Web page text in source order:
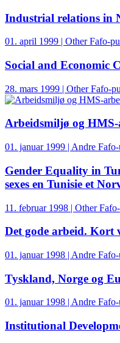
Industrial relations in
01. april 1999 | Other Fafo-
Social and Economic
28. mars 1999 | Other Fafo-
Arbeidsmiljø og
01. januar 1999 | Andre
Gender Equality in
sexes en Tunisie et
11. februar 1998 | Other
Det gode arbeid. Kort
01. januar 1998 | Andre
Tyskland, Norge og
01. januar 1998 | Andre
Institutional